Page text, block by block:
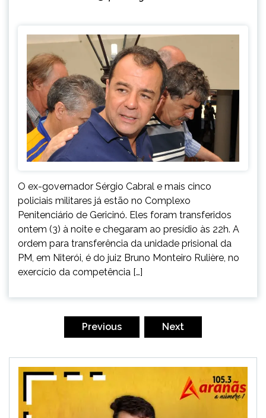
O ex-governador Sérgio Cabral e mais cinco
policiais militares já estão no Complexo
Penitenciário de Gericinó. Eles foram transferidos
ontem (3) à noite e chegaram ao presídio às 22h. A
ordem para transferência da unidade prisional da
PM, em Niterói, é do juiz Bruno Monteiro Rulière, no
exercício da competência […]
Previous Next